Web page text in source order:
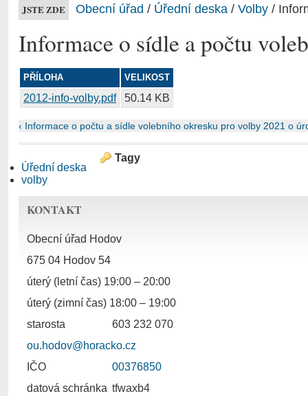
JSTE ZDE Obecní úřad / Úřední deska / Volby /
Informace o sídle a počtu
PŘÍLOHA VELIKOST
2012-info-volby.pdf 50.14 KB
‹ Informace o počtu a sídle volebního okresku pro volby 2021 o
Tagy
Úřední deska
volby
KONTAKT
Obecní úřad Hodov
675 04 Hodov 54
úterý (letní čas) 19:00 – 20:00
úterý (zimní čas) 18:00 – 19:00
starosta
603 232 070
ou.hodov@horacko.cz
IČO
00376850
datová schránka tfwaxb4